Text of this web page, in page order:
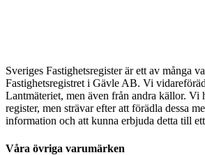
Sveriges Fastighetsregister är ett av många
Fastighetsregistret i Gävle AB. Vi
Lantmäteriet, men även från andra källor. Vi
register, men strävar efter att förädla dessa
information och att kunna erbjuda detta till
Våra övriga varumärken